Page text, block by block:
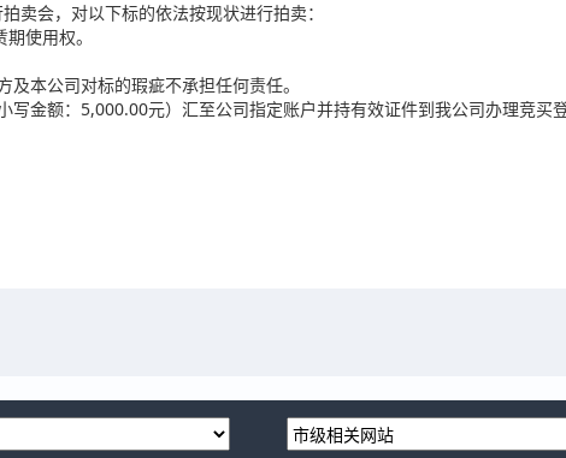
卖会，对以下标的依法按现状进行拍卖：
使用权。
本公司对标的瑕疵不承担任何责任。
金额：5,000.00元）汇至公司指定账户并持有效证件到我公司办理竞买